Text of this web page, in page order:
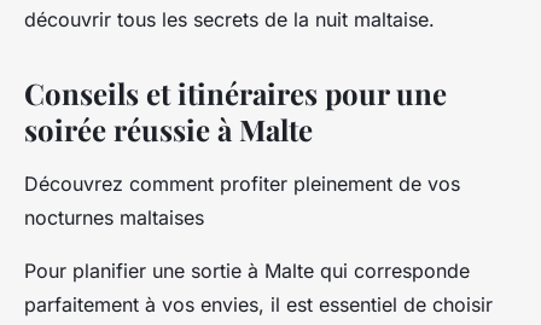
découvrir tous les secrets de la nuit maltaise.
Conseils et itinéraires pour une
soirée réussie à Malte
Découvrez comment profiter pleinement de vos
nocturnes maltaises
Pour planifier une sortie à Malte qui corresponde
parfaitement à vos envies, il est essentiel de choisir